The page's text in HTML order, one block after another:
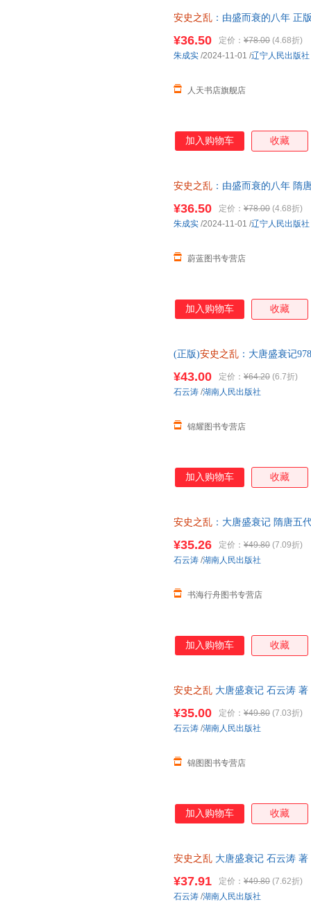
安史之乱 ：由盛而衰的八年 正
¥36.50 定价： ¥78.00 (4.68折)
人天书店旗舰店
朱成实 /2024-11-01 /辽宁人民出版社
加入购物车 收藏
安史之乱 ：由盛而衰的八年 隋
¥36.50 定价： ¥78.00 (4.68折)
蔚蓝图书专营店
朱成实 /2024-11-01 /辽宁人民出版社
加入购物车 收藏
(正版)安史之乱 ：大唐盛衰记
¥43.00 定价： ¥64.20 (6.7折)
锦耀图书专营店
石云涛 /湖南人民出版社
加入购物车 收藏
安史之乱 ：大唐盛衰记 隋唐五
¥35.26 定价： ¥49.80 (7.09折)
书海行舟图书专营店
石云涛 /湖南人民出版社
加入购物车 收藏
安史之乱 大唐盛衰记 石云涛 著
¥35.00 定价： ¥49.80 (7.03折)
锦图图书专营店
石云涛 /湖南人民出版社
加入购物车 收藏
安史之乱 大唐盛衰记 石云涛 著
服领取，有问题联系在线客服
¥37.91 定价： ¥49.80 (7.62折)
石云涛 /湖南人民出版社